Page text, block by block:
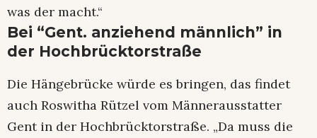
was der macht.“
Bei “Gent. anziehend männlich” in
der Hochbrücktorstraße
Die Hängebrücke würde es bringen, das findet
auch Roswitha Rützel vom Männerausstatter
Gent in der Hochbrücktorstraße. „Da muss die